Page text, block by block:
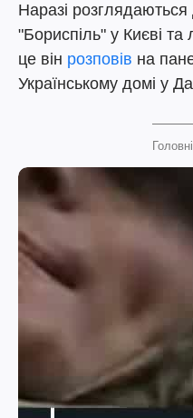
Наразі
"Бориспіль" у Києві
це він розповів на
Українському домі у